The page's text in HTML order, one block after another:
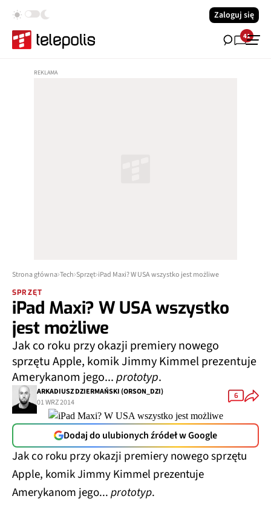
Zaloguj się
41
Strona główna Tech Sprzęt iPad Maxi? W USA wszystko jest możliwe
SPRZĘT
iPad Maxi? W USA wszystko
jest możliwe
Jak co roku przy okazji premiery nowego
sprzętu Apple, komik Jimmy Kimmel prezentuje
Amerykanom jego...prototyp.
ARKADIUSZ DZIERMAŃSKI (ORSON_DZI)
01 WRZ 2014
6
Dodaj do ulubionych źródeł w Google
Jak co roku przy okazji premiery nowego sprzętu
Apple, komik Jimmy Kimmel prezentuje
Amerykanom jego...prototyp.